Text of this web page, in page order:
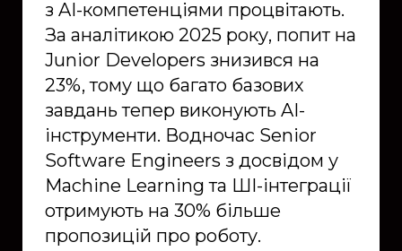
з AI-компетенціями процвітають.
За аналітикою 2025 року, попит на
Junior Developers знизився на
23%, тому що багато базових
завдань тепер виконують AI-
інструменти. Водночас Senior
Software Engineers з досвідом у
Machine Learning та ШІ-інтеграції
отримують на 30% більше
пропозицій про роботу.